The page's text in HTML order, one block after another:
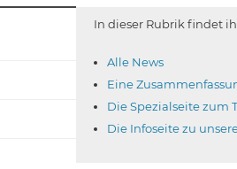
In dieser Rubrik findet
Alle News
Eine
Die Spezialseite zum
Die Infoseite zu